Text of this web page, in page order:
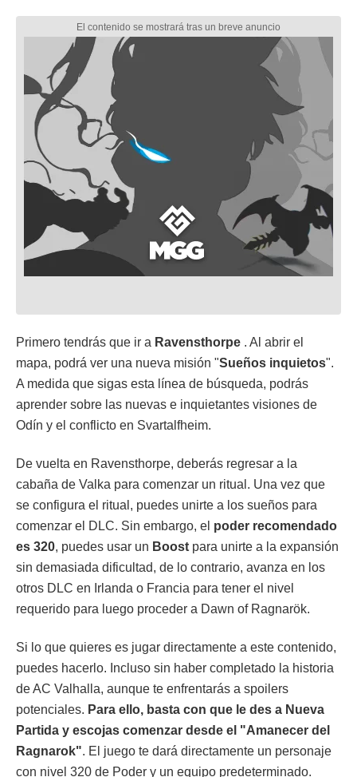
Primero tendrás que ir a Ravensthorpe . Al abrir el
mapa, podrá ver una nueva misión "Sueños inquietos".
A medida que sigas esta línea de búsqueda, podrás
aprender sobre las nuevas e inquietantes visiones de
Odín y el conflicto en Svartalfheim.
De vuelta en Ravensthorpe, deberás regresar a la
cabaña de Valka para comenzar un ritual. Una vez que
se configura el ritual, puedes unirte a los sueños para
comenzar el DLC. Sin embargo, el poder recomendado
es 320, puedes usar un Boost para unirte a la expansión
sin demasiada dificultad, de lo contrario, avanza en los
otros DLC en Irlanda o Francia para tener el nivel
requerido para luego proceder a Dawn of Ragnarök.
Si lo que quieres es jugar directamente a este contenido,
puedes hacerlo. Incluso sin haber completado la historia
de AC Valhalla, aunque te enfrentarás a spoilers
potenciales. Para ello, basta con que le des a Nueva
Partida y escojas comenzar desde el "Amanecer del
Ragnarok". El juego te dará directamente un personaje
con nivel 320 de Poder y un equipo predeterminado.